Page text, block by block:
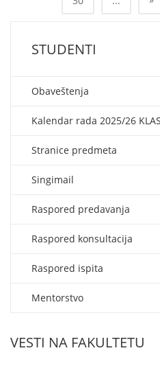
STUDENTI
Obaveštenja
Kalendar rada 2025/26
Stranice predmeta
Singimail
Raspored predavanja
Raspored konsultacija
Raspored ispita
Mentorstvo
VESTI NA FAKULTETU